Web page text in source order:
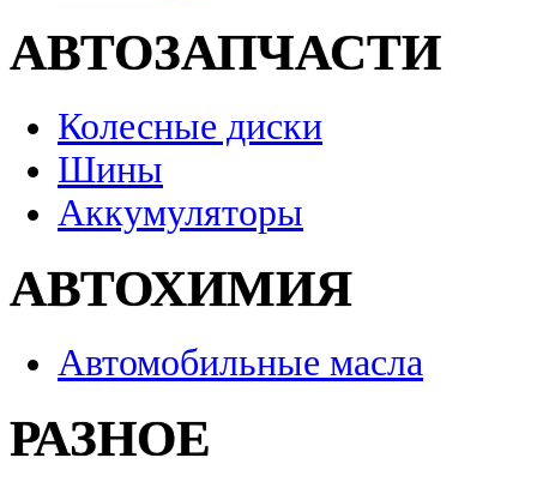
АВТОЗАПЧАСТИ
Колесные диски
Шины
Аккумуляторы
АВТОХИМИЯ
Автомобильные масла
РАЗНОЕ